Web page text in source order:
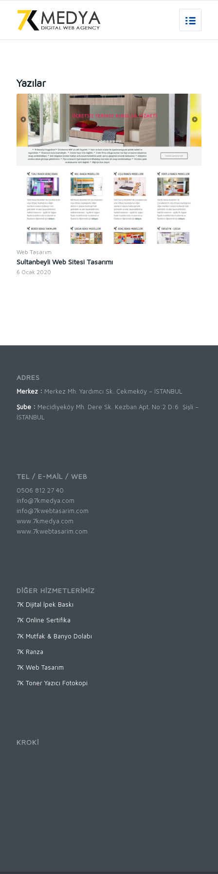
Yazılar
Web Tasarım
Sultanbeyli Web Sitesi Tasarımı
6 Ocak 2020
ADRES
Merkez : Merkez Mh. Yardımcı Sk. Çekmeköy – İSTANBUL
Şube : Mecidiyeköy Mh. Dere Sk. Kezban Apt. No:2 D:6 Şişli –
İSTANBUL
TEL / E-MAİL / WEB
0506 812 27 40
info@7kmedya.com
info@7kwebtasarim.com
www.7kmedya.com
www.7kwebtasarim.com
DİĞER HİZMETLERİMİZ
7K Dijital İpek Baskı
7K Online Sertifika
7K Mutfak & Banyo Dolabı
7K Ranza
7K Web Tasarım
7K Toner Yazıcı Fotokopi
KROKİ